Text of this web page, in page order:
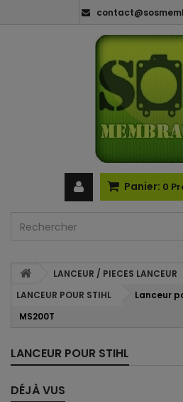
Panier: 0
LANCEUR / PIECES LANCEUR
LANCEUR POUR STIHL
Lanceur
MS200T
LANCEUR POUR STIHL
DÉJÀ VUS